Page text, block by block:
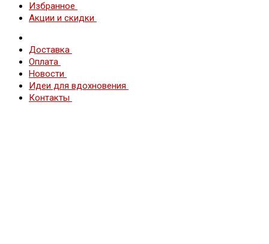
Избранное
Акции и скидки
Доставка
Оплата
Новости
Идеи для вдохновения
Контакты